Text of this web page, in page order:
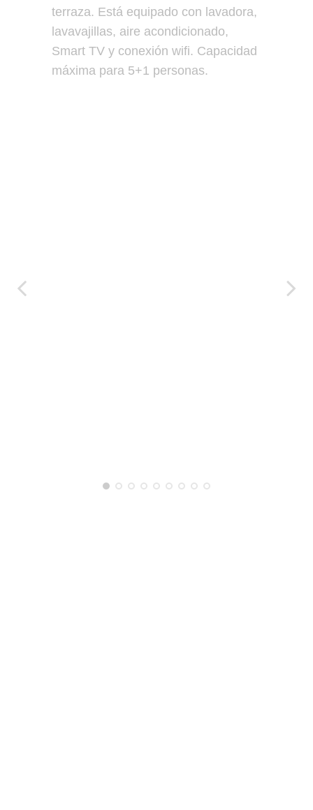
terraza. Está equipado con lavadora,
lavavajillas, aire acondicionado,
Smart TV y conexión wifi. Capacidad
máxima para 5+1 personas.